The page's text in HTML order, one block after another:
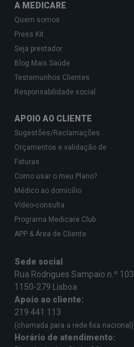
A MEDICARE
Quem somos
Press Kit
Seja prestador
Blog Mais Saúde
Testemunhos Clientes
Responsabilidade social
APOIO AO CLIENTE
Sugestões/Reclamações
Orçamentos e validação de
Faturas
Como usar o meu Plano?
Médico ao domicílio
Vídeo-consulta
Programa Medicare Club
APP & Área de Cliente
Sede social
Rua Rodrigues Sampaio n.º 103
1150-279 Lisboa
Apoio ao cliente:
219 441 113
(chamada para a rede fixa nacional)
Horário de atendimento: